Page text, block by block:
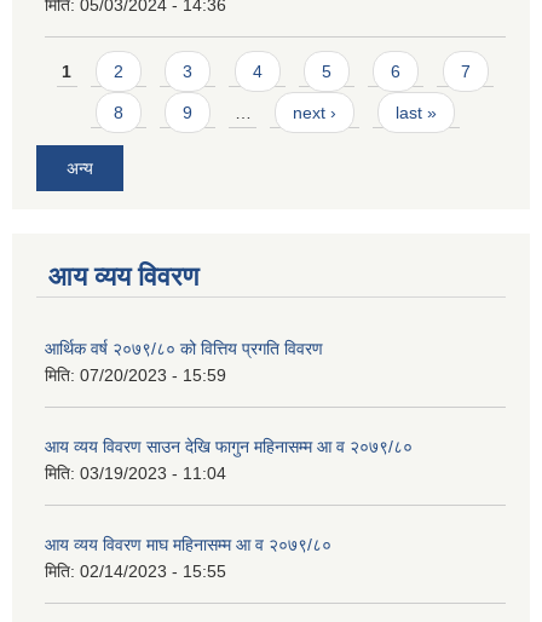
मिति: 05/03/2024 - 14:36
Pages
1 2 3 4 5 6 7
8 9 next › last »
अन्य
आय व्यय विवरण
आर्थिक वर्ष २०७९/८० को वित्तिय प्रगति विवरण
मिति: 07/20/2023 - 15:59
आय व्यय विवरण साउन देखि फागुन महिनासम्म आ व २०७९/८०
मिति: 03/19/2023 - 11:04
आय व्यय विवरण माघ महिनासम्म आ व २०७९/८०
मिति: 02/14/2023 - 15:55